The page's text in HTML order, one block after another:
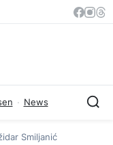
· News
Smiljanić